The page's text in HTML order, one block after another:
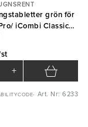
grön för
iCombi Classic
+
Art. Nr: 6233